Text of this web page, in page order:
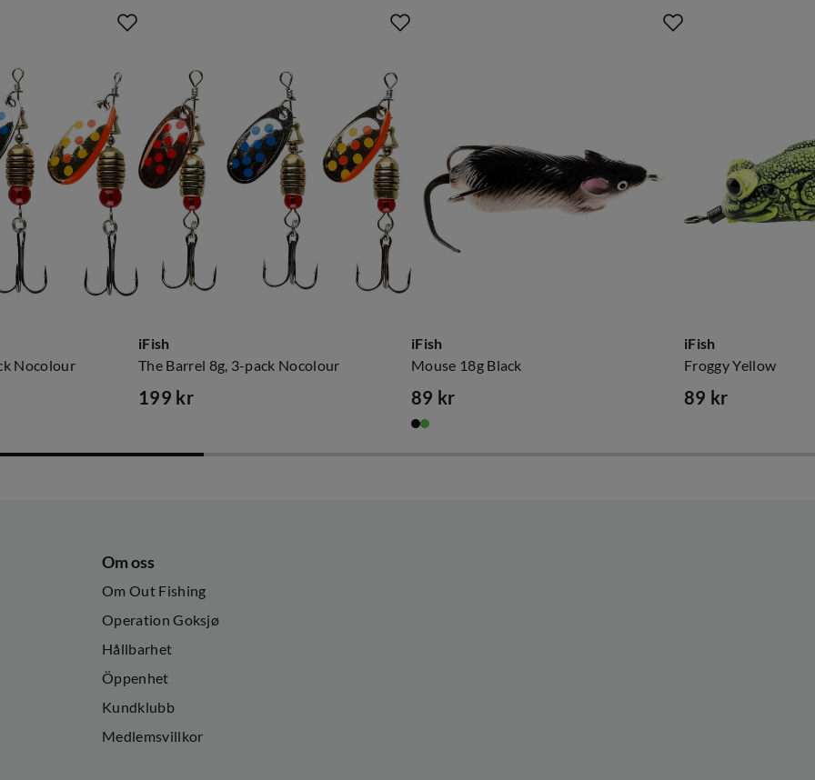
Nocolour
iFish
The Barrel 8g, 3-pack Nocolour
199 kr
iFish
Mouse 18g Black
price
89 kr
iFish
Froggy Yellow
89 kr
Om oss
Om Out Fishing
Operation Goksjø
Hållbarhet
Öppenhet
Kundklubb
Medlemsvillkor